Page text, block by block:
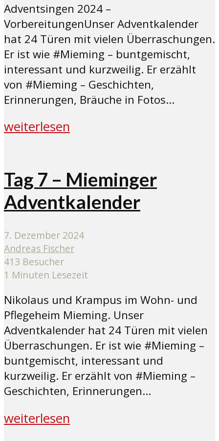
Adventsingen 2024 –
VorbereitungenUnser Adventkalender
hat 24 Türen mit vielen Überraschungen.
Er ist wie #Mieming – buntgemischt,
interessant und kurzweilig. Er erzählt
von #Mieming – Geschichten,
Erinnerungen, Bräuche in Fotos...
weiterlesen
Tag 7 – Mieminger
Adventkalender
7. Dezember 2024
Andreas Fischer
413 Besucher
1 Minuten Lesezeit
Nikolaus und Krampus im Wohn- und
Pflegeheim Mieming. Unser
Adventkalender hat 24 Türen mit vielen
Überraschungen. Er ist wie #Mieming –
buntgemischt, interessant und
kurzweilig. Er erzählt von #Mieming –
Geschichten, Erinnerungen...
weiterlesen